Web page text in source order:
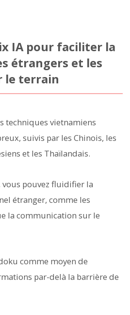
IA pour faciliter la
étrangers et les
le terrain
techniques vietnamiens
suivis par les Chinois, les
et les Thaïlandais.
vous pouvez fluidifier la
étranger, comme les
la communication sur le
comme moyen de
par-delà la barrière de